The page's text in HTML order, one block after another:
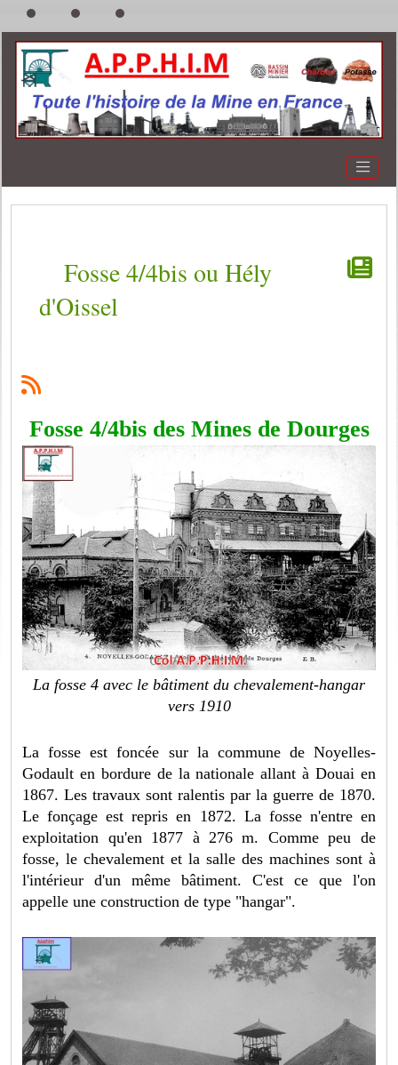
Fosse 4/4bis ou Hély
d'Oissel
Fosse 4/4bis des Mines de Dourges
La fosse 4 avec le bâtiment du chevalement-hangar
vers 1910
La fosse est foncée sur la commune de Noyelles-
Godault en bordure de la nationale allant à Douai en
1867. Les travaux sont ralentis par la guerre de 1870.
Le fonçage est repris en 1872. La fosse n'entre en
exploitation qu'en 1877 à 276 m. Comme peu de
fosse, le chevalement et la salle des machines sont à
l'intérieur d'un même bâtiment. C'est ce que l'on
appelle une construction de type "hangar".